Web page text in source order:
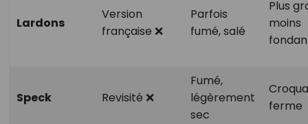
Lardons
Version
française ❌
Parfois
fumé, salé
Plus
moins
Speck Revisité ❌
Fumé,
légèrement
sec
ferme